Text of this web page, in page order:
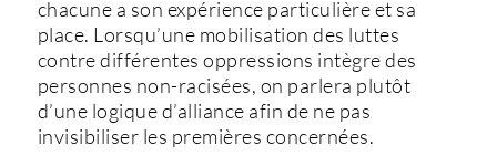
chacune a son expérience particulière et sa
place. Lorsqu’une mobilisation des luttes
contre différentes oppressions intègre des
personnes non-racisées, on parlera plutôt
d’une logique d’alliance afin de ne pas
invisibiliser les premières concernées.